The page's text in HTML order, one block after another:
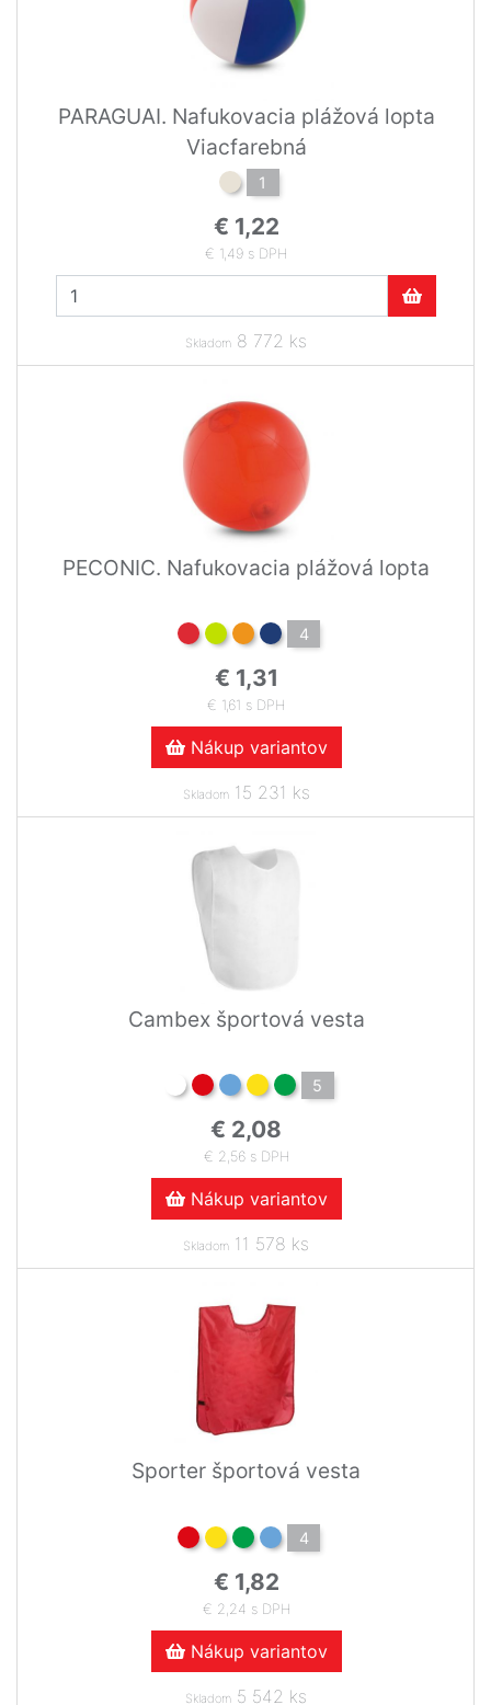
PARAGUAI. Nafukovacia plážová lopta
Viacfarebná
1
€ 1,22
€ 1,49 s DPH
Skladom 8 772 ks
PECONIC. Nafukovacia plážová lopta
4
€ 1,31
€ 1,61 s DPH
Nákup variantov
Skladom15 231 ks
Cambex športová vesta
5
€ 2,08
€ 2,56 s DPH
Nákup variantov
Skladom 11 578 ks
Sporter športová vesta
4
€ 1,82
€ 2,24 s DPH
Nákup variantov
Skladom 5 542 ks